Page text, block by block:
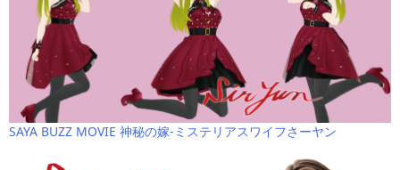
SAYA BUZZ MOVIE 神秘の嫁-ミステリアスワイフさーヤン